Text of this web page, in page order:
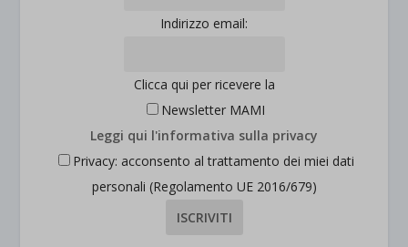
Indirizzo email:
Clicca qui per ricevere la
Newsletter MAMI
Leggi qui l'informativa sulla privacy
Privacy: acconsento al trattamento dei miei dati
personali (Regolamento UE 2016/679)